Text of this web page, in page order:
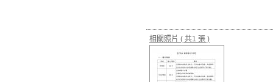
相關照片 ( 共1 張 )